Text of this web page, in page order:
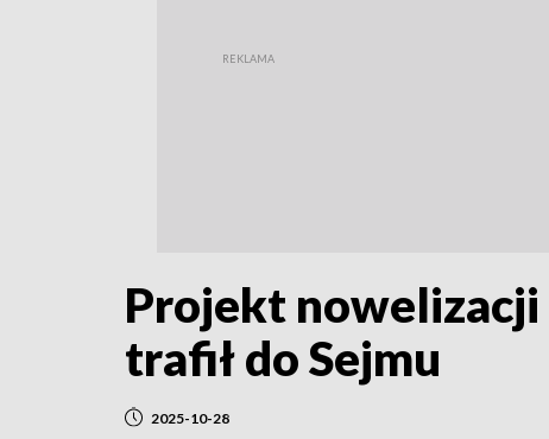
Projekt
trafił do Sejmu
2025-10-28